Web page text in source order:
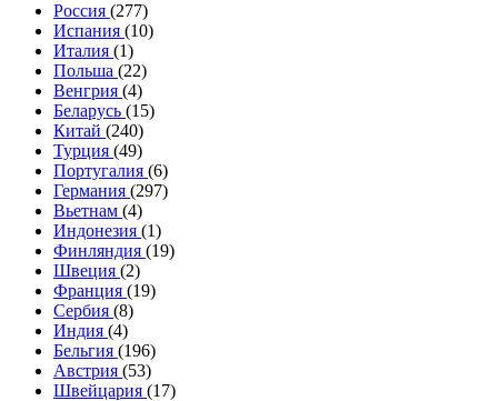
Россия (277)
Испания (10)
Италия (1)
Польша (22)
Венгрия (4)
Беларусь (15)
Китай (240)
Турция (49)
Португалия (6)
Германия (297)
Вьетнам (4)
Индонезия (1)
Финляндия (19)
Швеция (2)
Франция (19)
Сербия (8)
Индия (4)
Бельгия (196)
Австрия (53)
Швейцария (17)